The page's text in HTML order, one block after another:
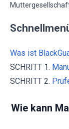
Was ist
SCHRITT 1.
SCHRITT 2.
Wie kann